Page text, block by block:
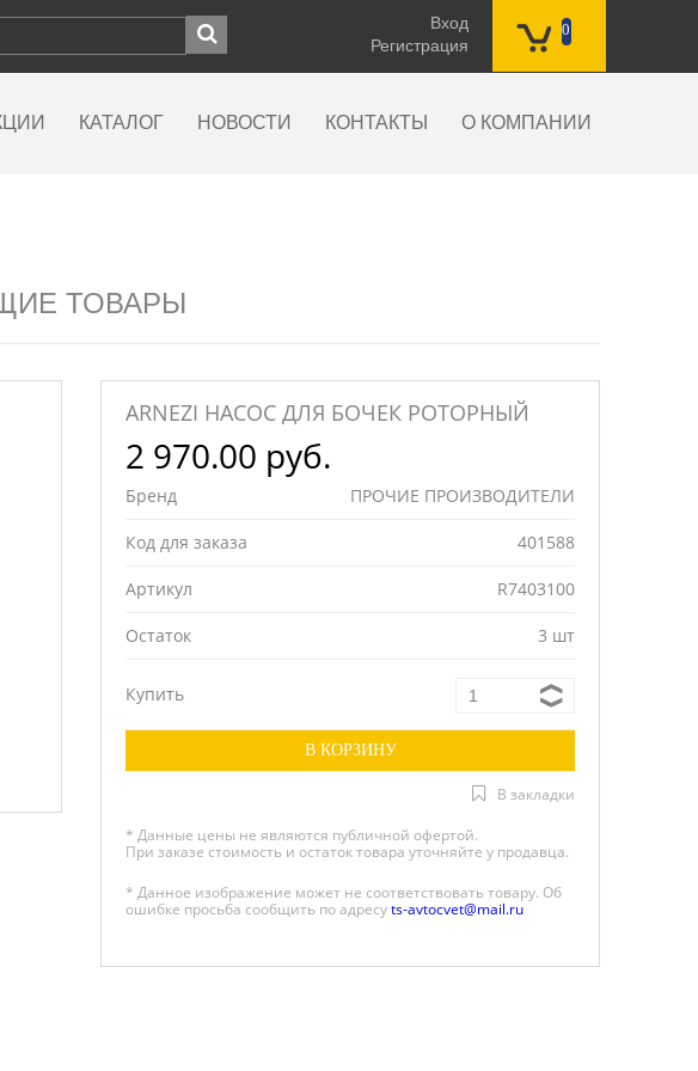
Вход
Регистрация
0
КАТАЛОГ НОВОСТИ КОНТАКТЫ О КОМПАНИИ
ТОВАРЫ
ARNEZI НАСОС ДЛЯ БОЧЕК РОТОРНЫЙ
2 970.00 руб.
Бренд ПРОЧИЕ ПРОИЗВОДИТЕЛИ
Код для заказа 401588
Артикул R7403100
Остаток 3 шт
Купить
В закладки
* Данные цены не являются публичной офертой.
При заказе стоимость и остаток товара уточняйте у продавца.
* Данное изображение может не соответствовать товару. Об
ошибке просьба сообщить по адресуts-avtocvet@mail.ru